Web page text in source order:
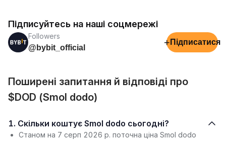
Підписуйтесь на наші соцмережі
Followers
@bybit_official
+ Підписатися
Поширені запитання й відповіді про
$DOD (Smol dodo)
1. Скільки коштує Smol dodo сьогодні?
Станом на 7 серп 2026 р. поточна ціна Smol dodo